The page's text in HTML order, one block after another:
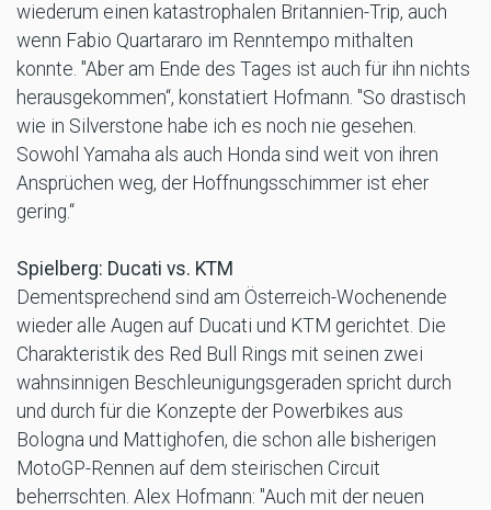
wiederum einen katastrophalen Britannien-Trip, auch
wenn Fabio Quartararo im Renntempo mithalten
konnte. "Aber am Ende des Tages ist auch für ihn nichts
herausgekommen“, konstatiert Hofmann. "So drastisch
wie in Silverstone habe ich es noch nie gesehen.
Sowohl Yamaha als auch Honda sind weit von ihren
Ansprüchen weg, der Hoffnungsschimmer ist eher
gering.“
Spielberg: Ducati vs. KTM
Dementsprechend sind am Österreich-Wochenende
wieder alle Augen auf Ducati und KTM gerichtet. Die
Charakteristik des Red Bull Rings mit seinen zwei
wahnsinnigen Beschleunigungsgeraden spricht durch
und durch für die Konzepte der Powerbikes aus
Bologna und Mattighofen, die schon alle bisherigen
MotoGP-Rennen auf dem steirischen Circuit
beherrschten. Alex Hofmann: "Auch mit der neuen